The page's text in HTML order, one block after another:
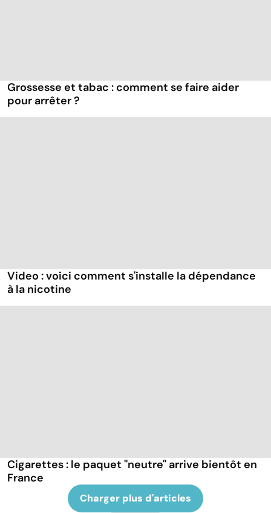
Grossesse et tabac : comment se faire aider
pour arrêter ?
Video : voici comment s'installe la dépendance
à la nicotine
Cigarettes : le paquet ''neutre'' arrive bientôt en
France
Charger plus d'articles